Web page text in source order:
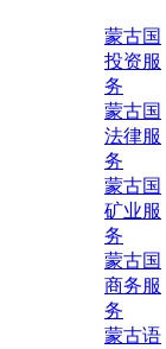
蒙古国
投资服
务
蒙古国
法律服
务
蒙古国
矿业服
务
蒙古国
商务服
务
蒙古语